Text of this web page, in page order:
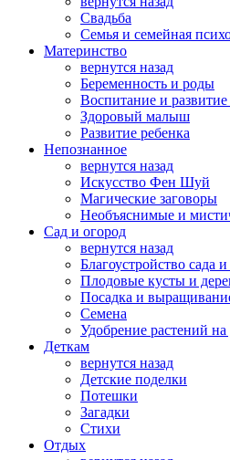
Свадьба
Семья и семейная
Материнство
вернутся назад
Беременность и роды
Воспитание и развитие
Здоровый малыш
Развитие ребенка
Непознанное
вернутся назад
Искусство Фен Шуй
Магические заговоры
Необъяснимые и
Сад и огород
вернутся назад
Благоустройство сада
Плодовые кусты и
Посадка и
Семена
Удобрение растений на
Деткам
вернутся назад
Детские поделки
Потешки
Загадки
Стихи
Отдых